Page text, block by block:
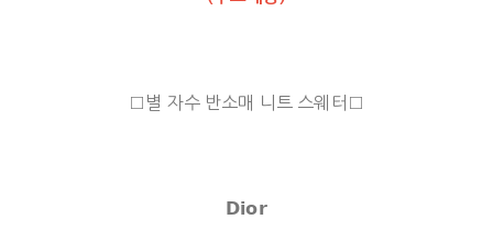
□별 자수 반소매 니트 스웨터□
𝗗𝗶𝗼𝗿